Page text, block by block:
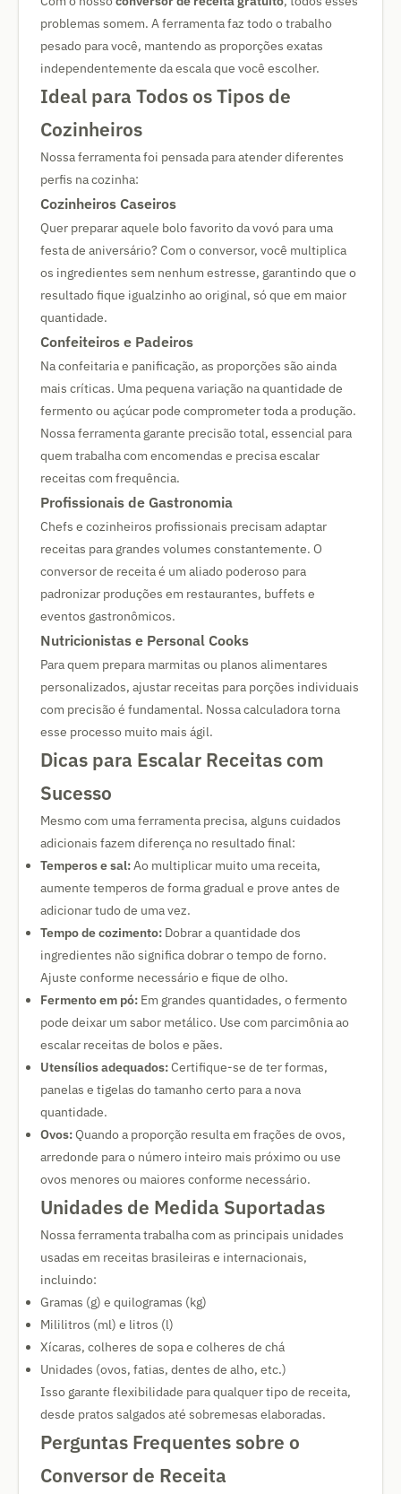
problemas somem. A ferramenta faz todo o trabalho
pesado para você, mantendo as proporções exatas
independentemente da escala que você escolher.
Ideal para Todos os Tipos de
Cozinheiros
Nossa ferramenta foi pensada para atender diferentes
perfis na cozinha:
Cozinheiros Caseiros
Quer preparar aquele bolo favorito da vovó para uma
festa de aniversário? Com o conversor, você multiplica
os ingredientes sem nenhum estresse, garantindo que o
resultado fique igualzinho ao original, só que em maior
quantidade.
Confeiteiros e Padeiros
Na confeitaria e panificação, as proporções são ainda
mais críticas. Uma pequena variação na quantidade de
fermento ou açúcar pode comprometer toda a produção.
Nossa ferramenta garante precisão total, essencial para
quem trabalha com encomendas e precisa escalar
receitas com frequência.
Profissionais de Gastronomia
Chefs e cozinheiros profissionais precisam adaptar
receitas para grandes volumes constantemente. O
conversor de receita é um aliado poderoso para
padronizar produções em restaurantes, buffets e
eventos gastronômicos.
Nutricionistas e Personal Cooks
Para quem prepara marmitas ou planos alimentares
personalizados, ajustar receitas para porções individuais
com precisão é fundamental. Nossa calculadora torna
esse processo muito mais ágil.
Dicas para Escalar Receitas com
Sucesso
Mesmo com uma ferramenta precisa, alguns cuidados
adicionais fazem diferença no resultado final:
Temperos e sal:Ao multiplicar muito uma receita,
aumente temperos de forma gradual e prove antes de
adicionar tudo de uma vez.
Tempo de cozimento: Dobrar a quantidade dos
ingredientes não significa dobrar o tempo de forno.
Ajuste conforme necessário e fique de olho.
Fermento em pó: Em grandes quantidades, o fermento
pode deixar um sabor metálico. Use com parcimônia ao
escalar receitas de bolos e pães.
Utensílios adequados:Certifique-se de ter formas,
panelas e tigelas do tamanho certo para a nova
quantidade.
Ovos:Quando a proporção resulta em frações de ovos,
arredonde para o número inteiro mais próximo ou use
ovos menores ou maiores conforme necessário.
Unidades de Medida Suportadas
Nossa ferramenta trabalha com as principais unidades
usadas em receitas brasileiras e internacionais,
incluindo:
Gramas (g) e quilogramas (kg)
Mililitros (ml) e litros (l)
Xícaras, colheres de sopa e colheres de chá
Unidades (ovos, fatias, dentes de alho, etc.)
Isso garante flexibilidade para qualquer tipo de receita,
desde pratos salgados até sobremesas elaboradas.
Perguntas Frequentes sobre o
Conversor de Receita